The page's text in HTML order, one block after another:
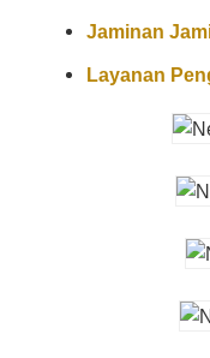
Jaminan
Layanan